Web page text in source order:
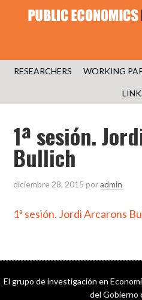
RESEARCHERS WORKING
1ª sesión.
Bullich
diciembre 28, 2015 poradmin
1ª sesión. Jordi Arcarons
El grupo de investigación en
del Gobierno